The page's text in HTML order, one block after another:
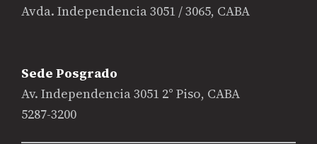
Avda. Independencia 3051 / 3065, CABA
Sede Posgrado
Av. Independencia 3051 2° Piso, CABA
5287-3200